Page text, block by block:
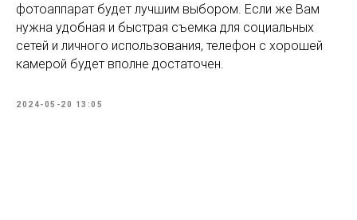
фотоаппарат будет лучшим выбором. Если же Вам
нужна удобная и быстрая съемка для социальных
сетей и личного использования, телефон с хорошей
камерой будет вполне достаточен.
2024-05-20 13:05